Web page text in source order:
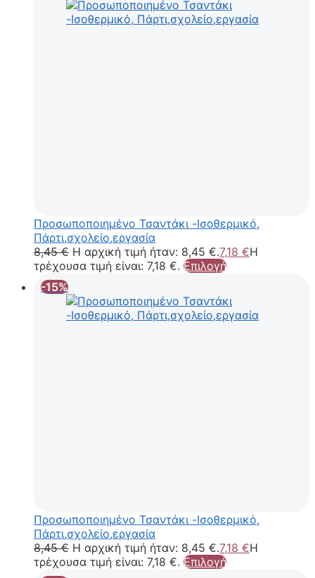
Προσωποποιημένο Τσαντάκι -Ισοθερμικό,
Πάρτι,σχολείο,εργασία
8,45€ Η αρχική τιμή ήταν: 8,45 €.7,18 €Η
τρέχουσα τιμή είναι: 7,18 €. Επιλογή
-15%
Προσωποποιημένο Τσαντάκι -Ισοθερμικό,
Πάρτι,σχολείο,εργασία
8,45€ Η αρχική τιμή ήταν: 8,45 €.7,18 €Η
τρέχουσα τιμή είναι: 7,18 €. Επιλογή